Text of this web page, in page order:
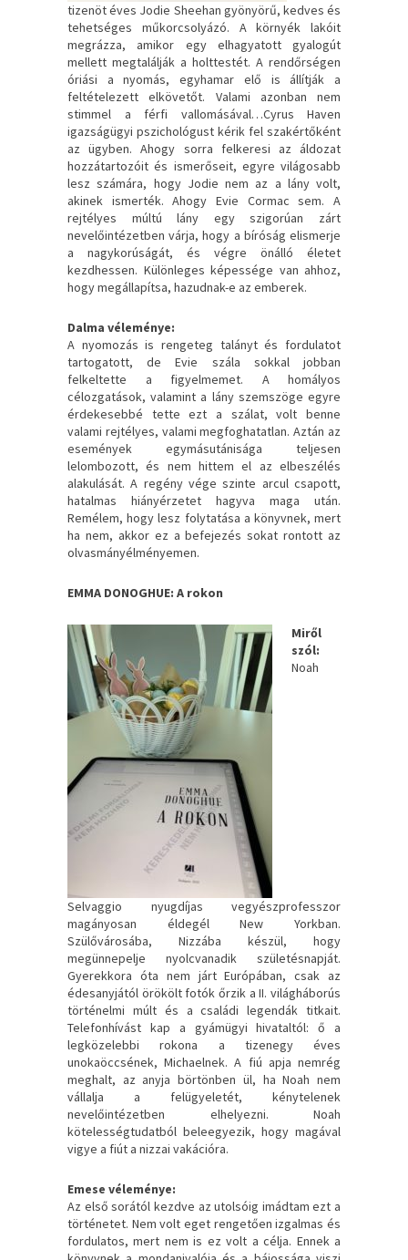
tizenöt éves Jodie Sheehan gyönyörű, kedves és
tehetséges műkorcsolyázó. A környék lakóit
megrázza, amikor egy elhagyatott gyalogút
mellett megtalálják a holttestét. A rendőrségen
óriási a nyomás, egyhamar elő is állítják a
feltételezett elkövetőt. Valami azonban nem
stimmel a férfi vallomásával…Cyrus Haven
igazságügyi pszichológust kérik fel szakértőként
az ügyben. Ahogy sorra felkeresi az áldozat
hozzátartozóit és ismerőseit, egyre világosabb
lesz számára, hogy Jodie nem az a lány volt,
akinek ismerték. Ahogy Evie Cormac sem. A
rejtélyes múltú lány egy szigorúan zárt
nevelőintézetben várja, hogy a bíróság elismerje
a nagykorúságát, és végre önálló életet
kezdhessen. Különleges képessége van ahhoz,
hogy megállapítsa, hazudnak-e az emberek.
Dalma véleménye:
A nyomozás is rengeteg talányt és fordulatot
tartogatott, de Evie szála sokkal jobban
felkeltette a figyelmemet. A homályos
célozgatások, valamint a lány szemszöge egyre
érdekesebbé tette ezt a szálat, volt benne
valami rejtélyes, valami megfoghatatlan. Aztán az
események egymásutánisága teljesen
lelombozott, és nem hittem el az elbeszélés
alakulását. A regény vége szinte arcul csapott,
hatalmas hiányérzetet hagyva maga után.
Remélem, hogy lesz folytatása a könyvnek, mert
ha nem, akkor ez a befejezés sokat rontott az
olvasmányélményemen.
EMMA DONOGHUE: A rokon
Miről
szól:
Noah
Selvaggio nyugdíjas vegyészprofesszor
magányosan éldegél New Yorkban.
Szülővárosába, Nizzába készül, hogy
megünnepelje nyolcvanadik születésnapját.
Gyerekkora óta nem járt Európában, csak az
édesanyjától örökölt fotók őrzik a II. világháborús
történelmi múlt és a családi legendák titkait.
Telefonhívást kap a gyámügyi hivataltól: ő a
legközelebbi rokona a tizenegy éves
unokaöccsének, Michaelnek. A fiú apja nemrég
meghalt, az anyja börtönben ül, ha Noah nem
vállalja a felügyeletét, kénytelenek
nevelőintézetben elhelyezni. Noah
kötelességtudatból beleegyezik, hogy magával
vigye a fiút a nizzai vakációra.
Emese véleménye:
Az első sorától kezdve az utolsóig imádtam ezt a
történetet. Nem volt eget rengetően izgalmas és
fordulatos, mert nem is ez volt a célja. Ennek a